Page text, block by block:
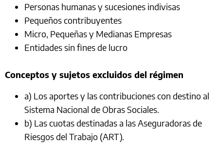
Personas humanas y sucesiones indivisas
Pequeños contribuyentes
Micro, Pequeñas y Medianas Empresas
Entidades sin fines de lucro
Conceptos y sujetos excluidos del régimen
a) Los aportes y las contribuciones con destino al
Sistema Nacional de Obras Sociales.
b) Las cuotas destinadas a las Aseguradoras de
Riesgos del Trabajo (ART).